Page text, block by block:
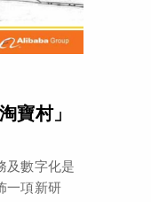
寶村」
及數字化是
一項新研